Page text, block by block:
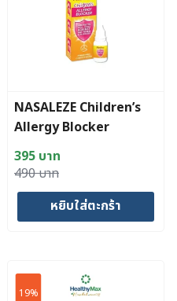
NASALEZE Children’s
Allergy Blocker
490บาท
Original
price
395 บาท
Current
price
หยิบใส่ตะกร้า
19%